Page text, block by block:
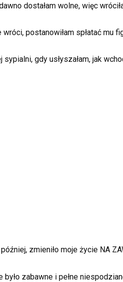
dostałam wolne, więc
postanowiłam spłatać mu
gdy usłyszałam, jak
zmieniło moje życie NA
zabawne i pełne